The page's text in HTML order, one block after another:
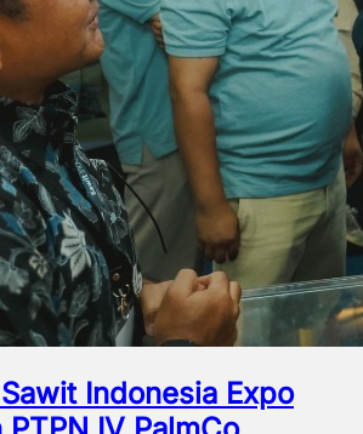
Indonesia Expo